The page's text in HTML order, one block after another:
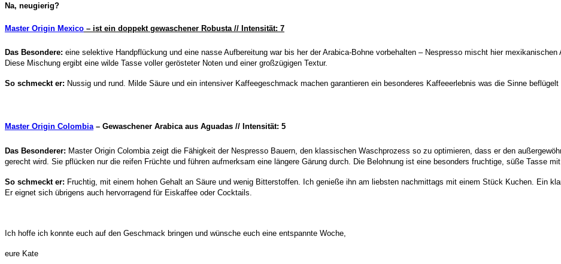
Na, neugierig?
Master Origin Mexico – ist ein doppekt gewaschener Robusta // Intensität: 7
Das Besondere: eine selektive Handpflückung und eine nasse Aufbereitung war bis her der Arabica-Bohne vorbehalten – Nespresso mischt hier
Diese Mischung ergibt eine wilde Tasse voller gerösteter Noten und einer großzügigen Textur.
So schmeckt er: Nussig und rund. Milde Säure und ein intensiver Kaffeegeschmack machen garantieren ein besonderes Kaffeeerlebnis was die Sinne
Master Origin Colombia– Gewaschener Arabica aus Aguadas // Intensität: 5
Das Besonderer: Master Origin Colombia zeigt die Fähigkeit der Nespresso Bauern, den klassischen Waschprozess so zu optimieren, dass er den
gerecht wird. Sie pflücken nur die reifen Früchte und führen aufmerksam eine längere Gärung durch. Die Belohnung ist eine besonders fruchtige, süße Tasse
So schmeckt er: Fruchtig, mit einem hohen Gehalt an Säure und wenig Bitterstoffen. Ich genieße ihn am liebsten nachmittags mit einem Stück Kuchen. Ein
Er eignet sich übrigens auch hervorragend für Eiskaffee oder Cocktails.
Ich hoffe ich konnte euch auf den Geschmack bringen und wünsche euch eine entspannte Woche,
eure Kate